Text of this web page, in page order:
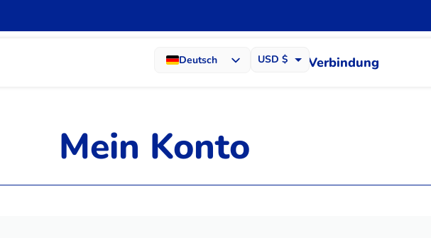
Deutsch
USD $
Verbindung
Mein Konto